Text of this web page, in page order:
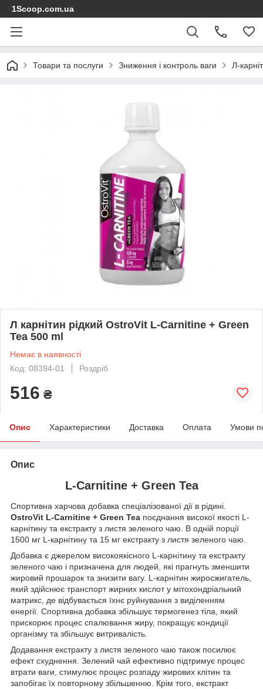
1Scoop.com.ua
Товари та послуги Зниження і контроль ваги Л-
Л карнітин рідкий OstroVit L-Carnitine + Green
Tea 500 ml
Немає в наявності
Код: 08394-01
Роздріб
516 ₴
Опис Характеристики Доставка Оплата Умови
Опис
L-Carnitine + Green Tea
Спортивна харчова добавка спеціалізованої дії в рідині.
OstroVit L-Carnitine + Green Tea поєднання високої якості L-
карнітину та екстракту з листя зеленого чаю. В одній порції
1500 мг L-карнітину та 15 мг екстракту з листя зеленого чаю.
Добавка є джерелом високоякісного L-карнітину та екстракту
зеленого чаю і призначена для людей, які прагнуть зменшити
жировий прошарок та знизити вагу. L-карнітин жиросжигатель,
який здійснює транспорт жирних кислот у мітохондріальний
матрикс, де відбувається їхнє руйнування з виділенням
енергії. Спортивна добавка збільшує термогенез тіла, який
прискорює процес спалювання жиру, покращує кондиції
організму та збільшує витривалість.
Додавання екстракту з листя зеленого чаю також посилює
ефект схуднення. Зелений чай ефективно підтримує процес
втрати ваги, стимулює процес розпаду жирових клітин та
запобігає їх повторному збільшенню. Крім того, екстракт